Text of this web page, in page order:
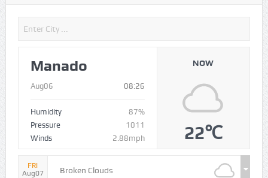
Manado
Aug06 08:26
Humidity
87%
Pressure
1011
Winds
2.88mph
NOW
22℃
FRI
Aug07
Broken Clouds